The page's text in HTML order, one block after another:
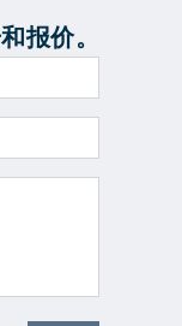
报价。